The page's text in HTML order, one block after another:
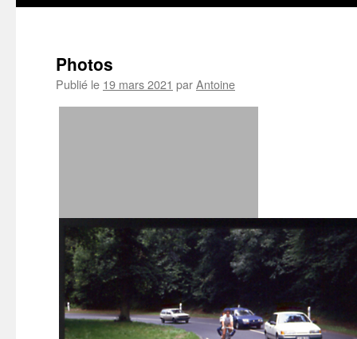
Photos
Publié le 19 mars 2021 parAntoine